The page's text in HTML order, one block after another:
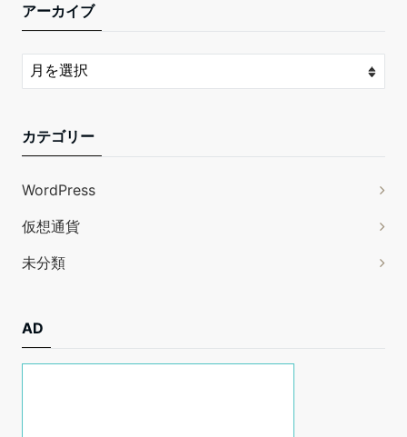
アーカイブ
カテゴリー
WordPress
仮想通貨
未分類
AD